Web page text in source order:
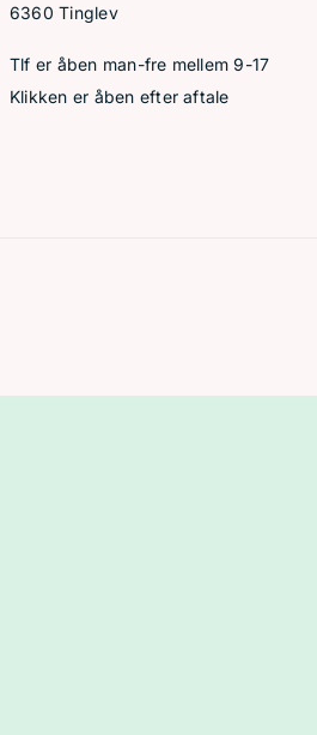
6360 Tinglev
Tlf er åben man-fre mellem 9-17
Klikken er åben efter aftale